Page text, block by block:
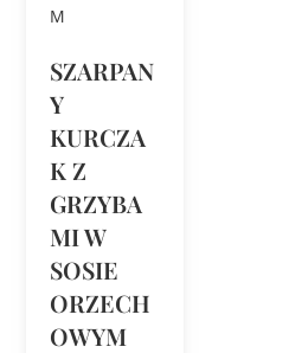
SZARPAN
Y
KURCZA
K Z
GRZYBA
MI W
SOSIE
ORZECH
OWYM